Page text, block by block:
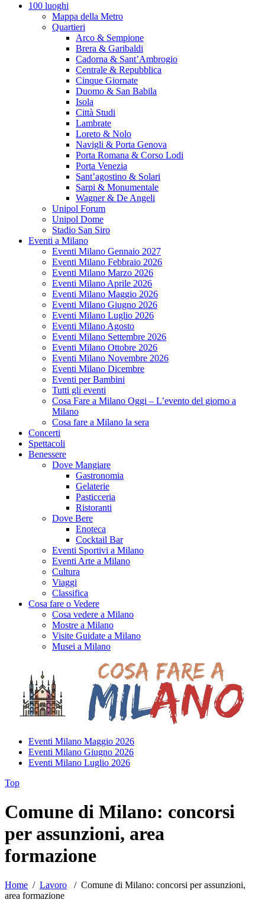
100 luoghi
Mappa della Metro
Quartieri
Arco & Sempione
Brera & Garibaldi
Cadorna & Sant’Ambrogio
Centrale & Repubblica
Cinque Giornate
Duomo & San Babila
Isola
Città Studi
Lambrate
Loreto & Nolo
Navigli & Porta Genova
Porta Romana & Corso Lodi
Porta Venezia
Sant’agostino & Solari
Sarpi & Monumentale
Wagner & De Angeli
Unipol Forum
Unipol Dome
Stadio San Siro
Eventi a Milano
Eventi Milano Gennaio 2027
Eventi Milano Febbraio 2026
Eventi Milano Marzo 2026
Eventi Milano Aprile 2026
Eventi Milano Maggio 2026
Eventi Milano Giugno 2026
Eventi Milano Luglio 2026
Eventi Milano Agosto
Eventi Milano Settembre 2026
Eventi Milano Ottobre 2026
Eventi Milano Novembre 2026
Eventi Milano Dicembre
Eventi per Bambini
Tutti gli eventi
Cosa Fare a Milano Oggi – L’evento del giorno a
Milano
Cosa fare a Milano la sera
Concerti
Spettacoli
Benessere
Dove Mangiare
Gastronomia
Gelaterie
Pasticceria
Ristoranti
Dove Bere
Enoteca
Cocktail Bar
Eventi Sportivi a Milano
Eventi Arte a Milano
Cultura
Viaggi
Classifica
Cosa fare o Vedere
Cosa vedere a Milano
Mostre a Milano
Visite Guidate a Milano
Musei a Milano
Eventi Milano Maggio 2026
Eventi Milano Giugno 2026
Eventi Milano Luglio 2026
Top
Comune di Milano: concorsi
per assunzioni, area
formazione
Home / Lavoro / Comune di Milano: concorsi per assunzioni,
area formazione